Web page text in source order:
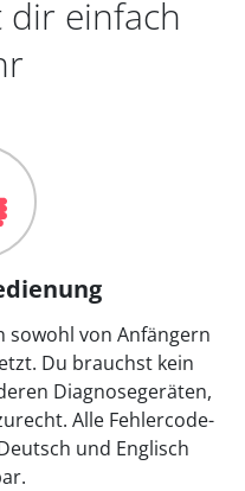
einfach
sowohl von Anfängern
Du brauchst kein
Diagnosegeräten,
Alle Fehlercode-
und Englisch